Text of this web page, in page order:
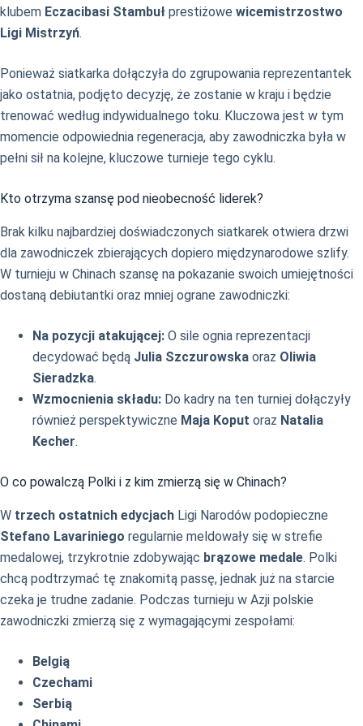
klubem Eczacibasi Stambuł prestiżowe wicemistrzostwo
Ligi Mistrzyń.
Ponieważ siatkarka dołączyła do zgrupowania reprezentantek
jako ostatnia, podjęto decyzję, że zostanie w kraju i będzie
trenować według indywidualnego toku. Kluczowa jest w tym
momencie odpowiednia regeneracja, aby zawodniczka była w
pełni sił na kolejne, kluczowe turnieje tego cyklu.
Kto otrzyma szansę pod nieobecność liderek?
Brak kilku najbardziej doświadczonych siatkarek otwiera drzwi
dla zawodniczek zbierających dopiero międzynarodowe szlify.
W turnieju w Chinach szansę na pokazanie swoich umiejętności
dostaną debiutantki oraz mniej ograne zawodniczki:
Na pozycji atakującej: O sile ognia reprezentacji
decydować będą Julia Szczurowska oraz Oliwia
Sieradzka.
Wzmocnienia składu: Do kadry na ten turniej dołączyły
również perspektywiczne Maja Koput oraz Natalia
Kecher.
O co powalczą Polki i z kim zmierzą się w Chinach?
W trzech ostatnich edycjach Ligi Narodów podopieczne
Stefano Lavariniego regularnie meldowały się w strefie
medalowej, trzykrotnie zdobywając brązowe medale. Polki
chcą podtrzymać tę znakomitą passę, jednak już na starcie
czeka je trudne zadanie. Podczas turnieju w Azji polskie
zawodniczki zmierzą się z wymagającymi zespołami:
Belgią
Czechami
Serbią